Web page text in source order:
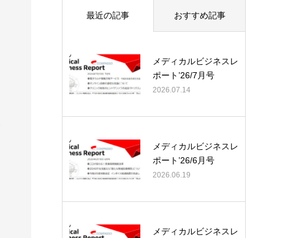
最近の記事 おすすめ記事
メディカルビジネスレ
ポート’26/7月号
2026.07.14
メディカルビジネスレ
ポート’26/6月号
2026.06.19
メディカルビジネスレ